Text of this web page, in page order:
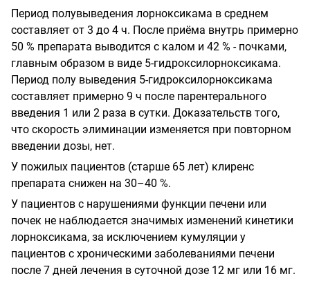
Период полувыведения лорноксикама в среднем
составляет от 3 до 4 ч. После приёма внутрь примерно
50 % препарата выводится с калом и 42 % - почками,
главным образом в виде 5-гидроксилорноксикама.
Период полу выведения 5-гидроксилорноксикама
составляет примерно 9 ч после парентерального
введения 1 или 2 раза в сутки. Доказательств того,
что скорость элиминации изменяется при повторном
введении дозы, нет.
У пожилых пациентов (старше 65 лет) клиренс
препарата снижен на 30–40 %.
У пациентов с нарушениями функции печени или
почек не наблюдается значимых изменений кинетики
лорноксикама, за исключением кумуляции у
пациентов с хроническими заболеваниями печени
после 7 дней лечения в суточной дозе 12 мг или 16 мг.